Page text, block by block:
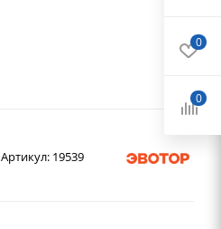
Артикул: 19539
0
0